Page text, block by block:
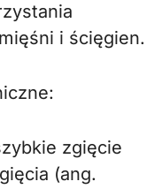
i ścięgien.
zgięcie
(ang.